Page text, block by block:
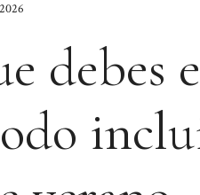
debes